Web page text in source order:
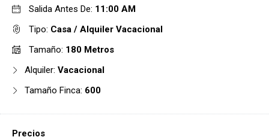
Salida Antes De: 11:00 AM
Tipo: Casa / Alquiler Vacacional
Tamaño: 180 Metros
Alquiler: Vacacional
Tamaño Finca: 600
Precios